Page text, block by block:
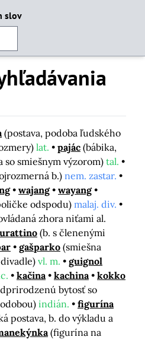
slov
(postava, podoba ľudského
lat. pajác (bábika,
so smiešnym výzorom) tal.
b.) nem. zastar.
wajang
wayang
odspodu) malaj. div.
zhora niťami al.
(b. s členenými
gašparko (smiešna
vl. m.
guignol
kačina kachina
kokko
bytosť so
indián.
figurína
postava, b. do výkladu a
(figurína na